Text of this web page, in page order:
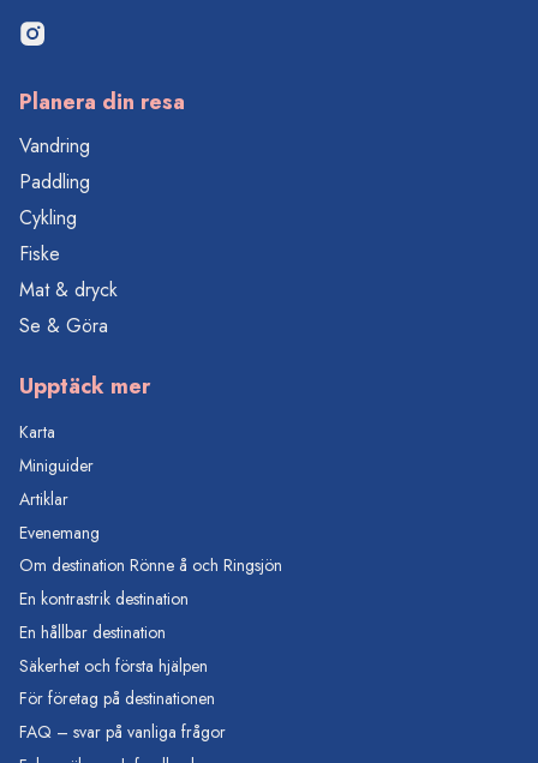
Planera din resa
Vandring
Paddling
Cykling
Fiske
Mat & dryck
Se & Göra
Upptäck mer
Karta
Miniguider
Artiklar
Evenemang
Om destination Rönne å och Ringsjön
En kontrastrik destination
En hållbar destination
Säkerhet och första hjälpen
För företag på destinationen
FAQ – svar på vanliga frågor